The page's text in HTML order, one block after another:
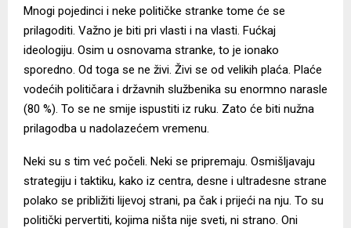
Mnogi pojedinci i neke političke stranke tome će se
prilagoditi. Važno je biti pri vlasti i na vlasti. Fućkaj
ideologiju. Osim u osnovama stranke, to je ionako
sporedno. Od toga se ne živi. Živi se od velikih plaća. Plaće
vodećih političara i državnih službenika su enormno narasle
(80 %). To se ne smije ispustiti iz ruku. Zato će biti nužna
prilagodba u nadolazećem vremenu.
Neki su s tim već počeli. Neki se pripremaju. Osmišljavaju
strategiju i taktiku, kako iz centra, desne i ultradesne strane
polako se približiti lijevoj strani, pa čak i prijeći na nju. To su
politički pervertiti, kojima ništa nije sveti, ni strano. Oni